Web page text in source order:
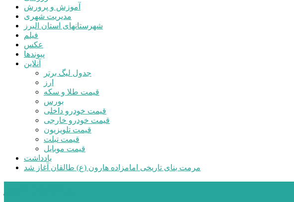
آموزش و پرورش
مدیریت شهری
شهرستانهای استان البرز
فیلم
عکس
پیوندها
آنلاین
جدول لیگ برتر
ارز
قیمت طلا و سکه
بورس
قیمت خودرو داخلی
قیمت خودرو خارجی
قیمت تلویزیون
قیمت تبلت
قیمت موبایل
یادداشت
مرمت بنای تاریخی امامزاده هارون (ع) طالقان آغاز شد